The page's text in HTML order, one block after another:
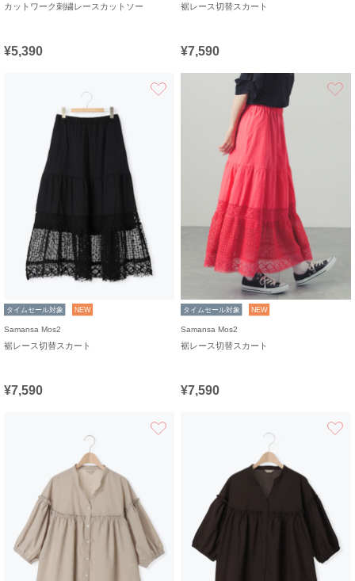
カットワーク刺繍レースカットソー
¥5,390
裾レース切替スカート
¥7,590
タイムセール対象 NEW
Samansa Mos2
裾レース切替スカート
¥7,590
タイムセール対象 NEW
Samansa Mos2
裾レース切替スカート
¥7,590